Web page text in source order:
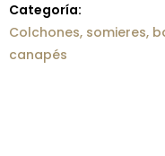
Categoría:
Colchones, somieres,
canapés